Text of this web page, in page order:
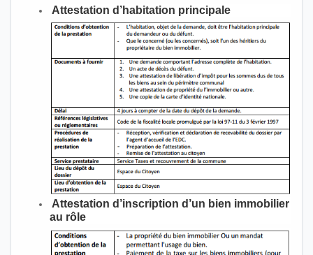
Attestation d’habitation principale
Attestation d’inscription d’un bien immobilier
au rôle